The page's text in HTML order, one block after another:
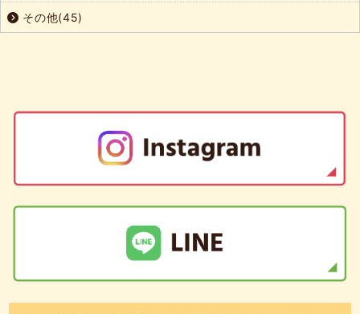
その他(45)